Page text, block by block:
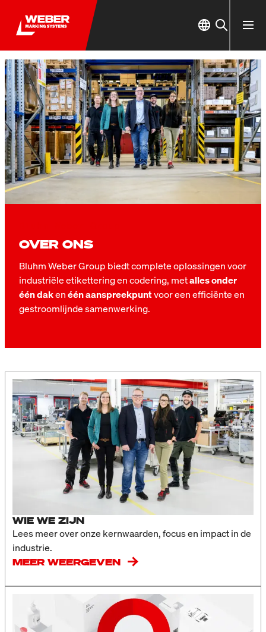
OVER ONS
Bluhm Weber Group biedt complete oplossingen voor
industriële etikettering en codering, metalles onder
één dakenéén aanspreekpuntvoor een efficiënte en
gestroomlijnde samenwerking.
WIE WE ZIJN
Lees meer over onze kernwaarden, focus en impact in de
industrie.
MEER WEERGEVEN